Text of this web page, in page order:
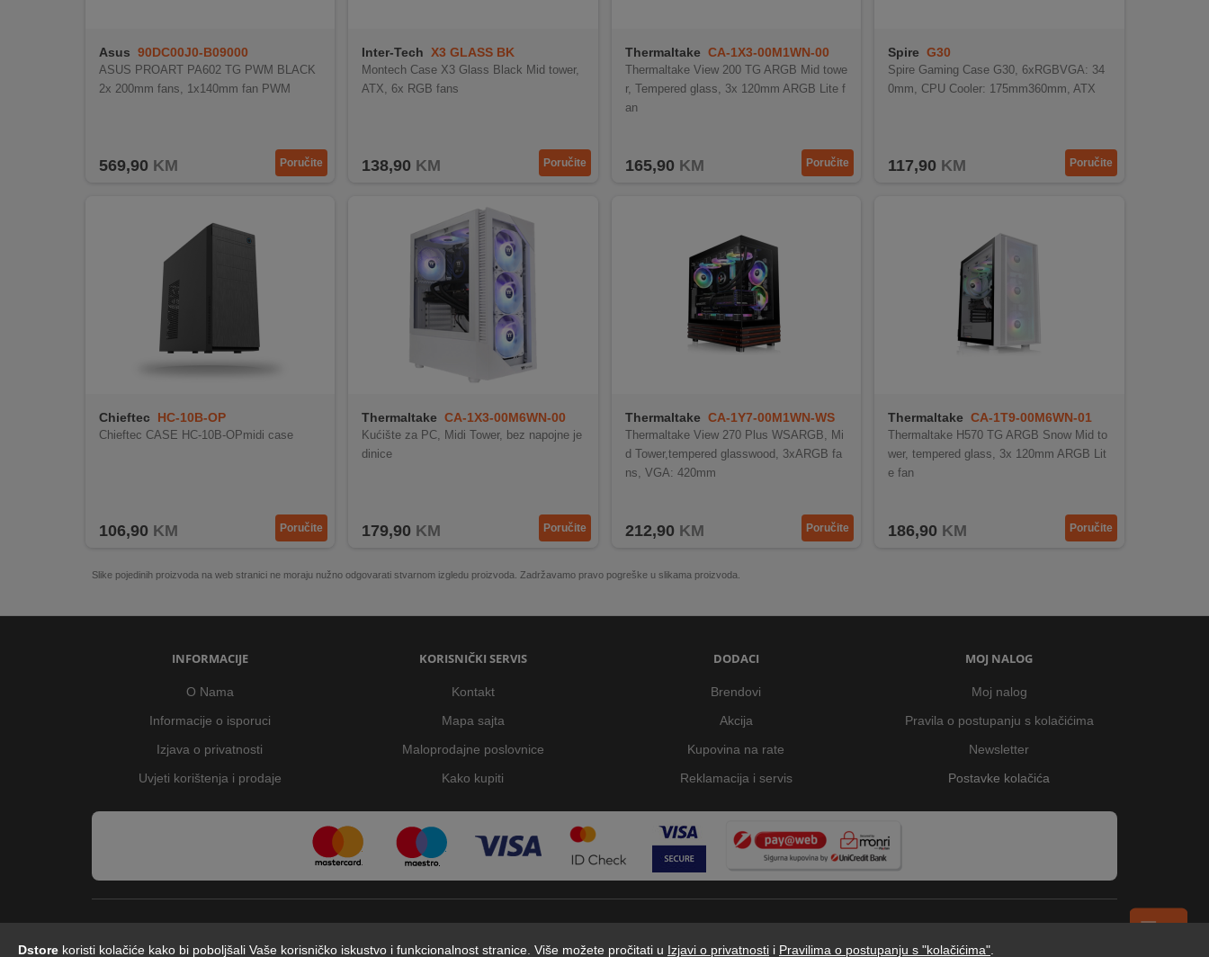
Dstore koristi kolačiće kako bi poboljšali Vaše korisničko iskustvo i funkcionalnost stranice. Više možete pročitati u Izjavi o privatnosti i Pravilima o postupanju s "kolačićima"
Asus 90DC00J0-B09000
ASUS PROART PA602 TG PWM BLACK
2x 200mm fans, 1x140mm fan PWM
569,90 KM Poručite
Inter-Tech X3 GLASS BK
Montech Case X3 Glass Black Mid tower,
ATX, 6x RGB fans
138,90 KM Poručite
Thermaltake CA-1X3-00M1WN-00
Thermaltake View 200 TG ARGB Mid towe
r, Tempered glass, 3x 120mm ARGB Lite f
an
165,90 KM Poručite
Spire G30
Spire Gaming Case G30, 6xRGBVGA: 34
0mm, CPU Cooler: 175mm360mm, ATX
117,90 KM Poručite
Chieftec HC-10B-OP
Chieftec CASE HC-10B-OPmidi case
106,90 KM Poručite
Thermaltake CA-1X3-00M6WN-00
Kućište za PC, Midi Tower, bez napojne je
dinice
179,90 KM Poručite
Thermaltake CA-1Y7-00M1WN-WS
Thermaltake View 270 Plus WSARGB, Mi
d Tower,tempered glasswood, 3xARGB fa
ns, VGA: 420mm
212,90 KM Poručite
Thermaltake CA-1T9-00M6WN-01
Thermaltake H570 TG ARGB Snow Mid to
wer, tempered glass, 3x 120mm ARGB Lit
e fan
186,90 KM Poručite
Slike pojedinih proizvoda na web stranici ne moraju nužno odgovarati stvarnom izgledu proizvoda. Zadržavamo pravo pogreške u slikama proizvoda.
INFORMACIJE
O Nama
Informacije o isporuci
Izjava o privatnosti
Uvjeti korištenja i prodaje
KORISNIČKI SERVIS
Kontakt
Mapa sajta
Maloprodajne poslovnice
Kako kupiti
DODACI
Brendovi
Akcija
Kupovina na rate
Reklamacija i servis
MOJ NALOG
Moj nalog
Pravila o postupanju s kolačićima
Newsletter
Postavke kolačića